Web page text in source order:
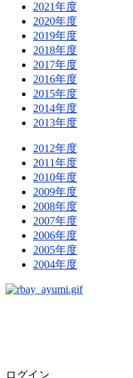
2021年度
2020年度
2019年度
2018年度
2017年度
2016年度
2015年度
2014年度
2013年度
2012年度
2011年度
2010年度
2009年度
2008年度
2007年度
2006年度
2005年度
2004年度
ログイン